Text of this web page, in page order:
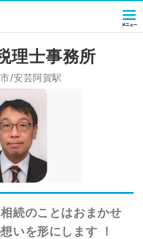
理士事務所
/安芸阿賀駅
続のことはおまかせ
いを形にします ！